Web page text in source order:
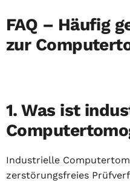
FAQ – Häufig
zur
1. Was ist
Industrielle
zerstörungsfreies